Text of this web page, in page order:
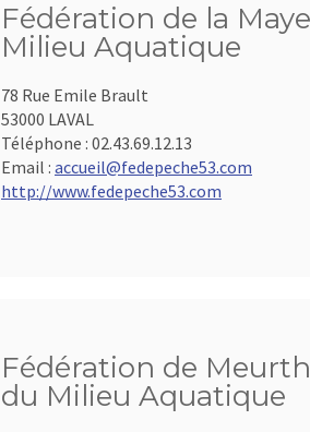
Fédération de la
Milieu Aquatique
78 Rue Emile Brault
53000 LAVAL
Téléphone : 02.43.69.12.13
Email : accueil@fedepeche53.com
http://www.fedepeche53.com
Fédération de
du Milieu Aquatique